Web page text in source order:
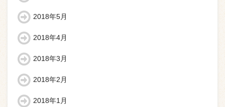
2018年5月
2018年4月
2018年3月
2018年2月
2018年1月